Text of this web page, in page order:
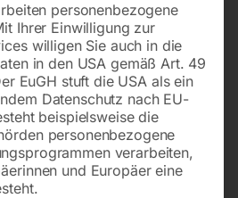
personenbezogene
Ihrer Einwilligung zur
willigen Sie auch in die
in den USA gemäß Art. 49
EuGH stuft die USA als ein
Datenschutz nach EU-
beispielsweise die
personenbezogene
verarbeiten,
und Europäer eine